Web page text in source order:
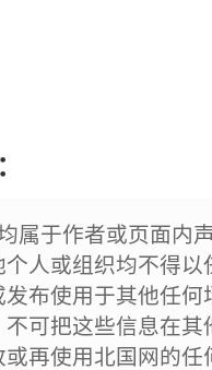
属于作者或页面内
人或组织均不得
布使用于其他任
可把这些信息在
再使用北国网的